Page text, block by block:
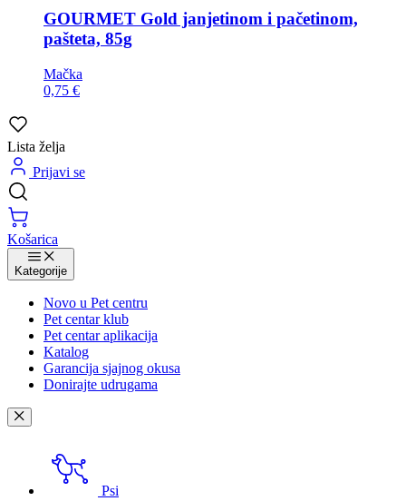
GOURMET Gold janjetinom i pačetinom,
pašteta, 85g
Mačka
0,75 €
Lista želja
Prijavi se
Košarica
Kategorije
Novo u Pet centru
Pet centar klub
Pet centar aplikacija
Katalog
Garancija sjajnog okusa
Donirajte udrugama
Psi